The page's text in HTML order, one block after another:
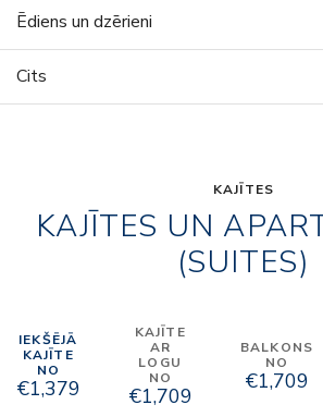
Ēdiens un dzērieni
Cits
KAJĪTES
KAJĪTES UN
(SUITES)
IEKŠĒJĀ
KAJĪTE
NO
€1,379
KAJĪTE
AR
LOGU
NO
€1,709
BALKONS
NO
€1,709